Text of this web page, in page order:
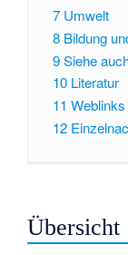
7 Umwelt
8 Bildung
9Siehe
10 Literatur
11 Weblinks
12
Übersicht